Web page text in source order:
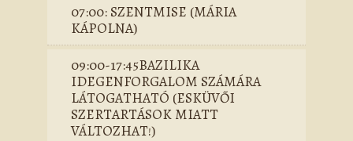
07:00: SZENTMISE (MÁRIA
KÁPOLNA)
09:00-17:45BAZILIKA
IDEGENFORGALOM SZÁMÁRA
LÁTOGATHATÓ (ESKÜVŐI
SZERTARTÁSOK MIATT
VÁLTOZHAT!)